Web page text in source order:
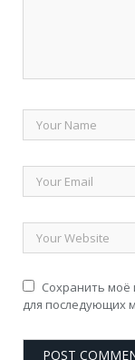
Сохранить моё
для последующих